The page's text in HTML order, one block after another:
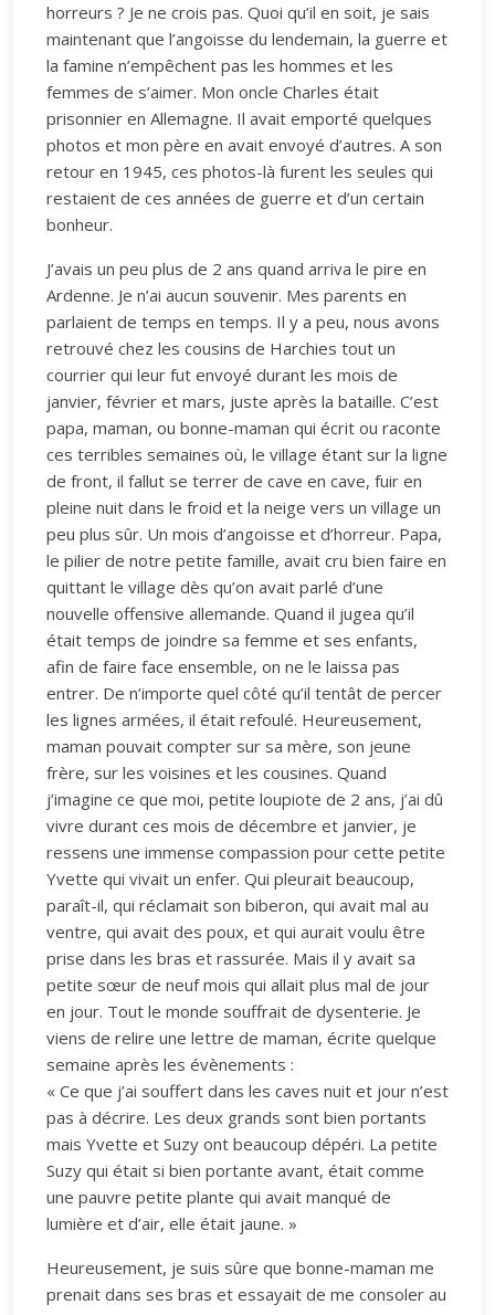
horreurs ? Je ne crois pas. Quoi qu’il en soit, je sais
maintenant que l’angoisse du lendemain, la guerre et
la famine n’empêchent pas les hommes et les
femmes de s’aimer. Mon oncle Charles était
prisonnier en Allemagne. Il avait emporté quelques
photos et mon père en avait envoyé d’autres. A son
retour en 1945, ces photos-là furent les seules qui
restaient de ces années de guerre et d’un certain
bonheur.
J’avais un peu plus de 2 ans quand arriva le pire en
Ardenne. Je n’ai aucun souvenir. Mes parents en
parlaient de temps en temps. Il y a peu, nous avons
retrouvé chez les cousins de Harchies tout un
courrier qui leur fut envoyé durant les mois de
janvier, février et mars, juste après la bataille. C’est
papa, maman, ou bonne-maman qui écrit ou raconte
ces terribles semaines où, le village étant sur la ligne
de front, il fallut se terrer de cave en cave, fuir en
pleine nuit dans le froid et la neige vers un village un
peu plus sûr. Un mois d’angoisse et d’horreur. Papa,
le pilier de notre petite famille, avait cru bien faire en
quittant le village dès qu’on avait parlé d’une
nouvelle offensive allemande. Quand il jugea qu’il
était temps de joindre sa femme et ses enfants,
afin de faire face ensemble, on ne le laissa pas
entrer. De n’importe quel côté qu’il tentât de percer
les lignes armées, il était refoulé. Heureusement,
maman pouvait compter sur sa mère, son jeune
frère, sur les voisines et les cousines. Quand
j’imagine ce que moi, petite loupiote de 2 ans, j’ai dû
vivre durant ces mois de décembre et janvier, je
ressens une immense compassion pour cette petite
Yvette qui vivait un enfer. Qui pleurait beaucoup,
paraît-il, qui réclamait son biberon, qui avait mal au
ventre, qui avait des poux, et qui aurait voulu être
prise dans les bras et rassurée. Mais il y avait sa
petite sœur de neuf mois qui allait plus mal de jour
en jour. Tout le monde souffrait de dysenterie. Je
viens de relire une lettre de maman, écrite quelque
semaine après les évènements :
« Ce que j’ai souffert dans les caves nuit et jour n’est
pas à décrire. Les deux grands sont bien portants
mais Yvette et Suzy ont beaucoup dépéri. La petite
Suzy qui était si bien portante avant, était comme
une pauvre petite plante qui avait manqué de
lumière et d’air, elle était jaune. »
Heureusement, je suis sûre que bonne-maman me
prenait dans ses bras et essayait de me consoler au